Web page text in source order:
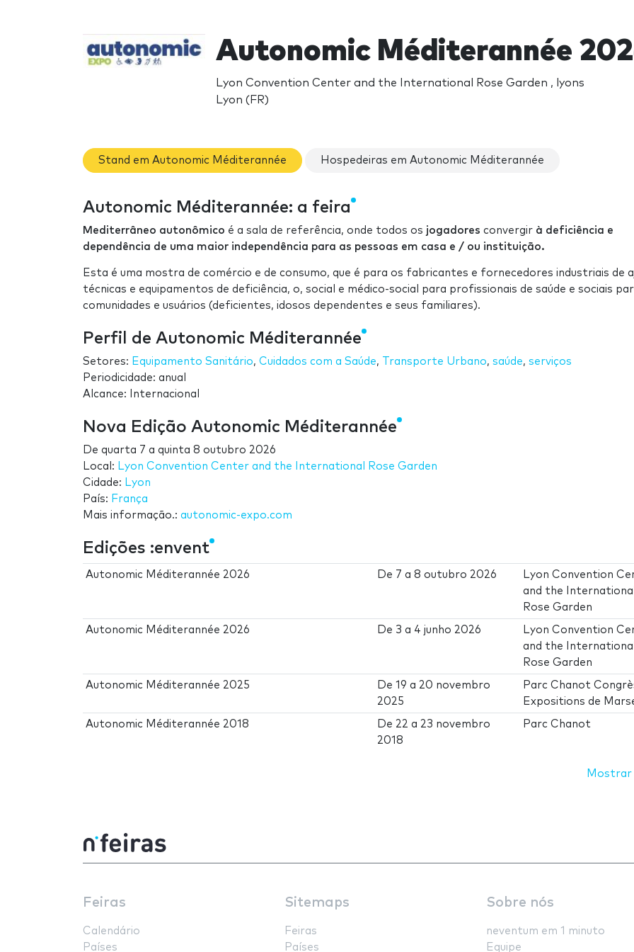
Autonomic Méditerannée
Lyon Convention Center and the International Rose Garden , lyons
Lyon (FR)
Stand em Autonomic Méditerannée Hospedeiras em Autonomic Méditerannée
Autonomic Méditerannée: a feira
Mediterrâneo autonômico é a sala de referência, onde todos os jogadores convergir à deficiência e
dependência de uma maior independência para as pessoas em casa e / ou instituição.
Esta é uma mostra de comércio e de consumo, que é para os fabricantes e fornecedores industriais de
técnicas e equipamentos de deficiência, o, social e médico-social para profissionais de saúde e sociais
comunidades e usuários (deficientes, idosos dependentes e seus familiares).
Perfil de Autonomic Méditerannée
Setores: Equipamento Sanitário, Cuidados com a Saúde, Transporte Urbano, saúde, serviços
Periodicidade: anual
Alcance: Internacional
Nova Edição Autonomic Méditerannée
De quarta 7 a quinta 8 outubro 2026
Local: Lyon Convention Center and the International Rose Garden
Cidade: Lyon
País: França
Mais informação.: autonomic-expo.com
Edições :envent
Autonomic Méditerannée 2026 De 7 a8 outubro 2026
Lyon Convention
and the International
Rose Garden
Autonomic Méditerannée 2026 De 3 a 4 junho 2026
Lyon Convention
and the International
Rose Garden
Autonomic Méditerannée 2025 De19 a 20 novembro
2025
Parc Chanot
Expositions de
Autonomic Méditerannée 2018 De 22 a 23 novembro
2018
Parc Chanot
Mostrar
Feiras
Calendário
Países
Sitemaps
Feiras
Países
Sobre nós
neventum em 1 minuto
Equipe